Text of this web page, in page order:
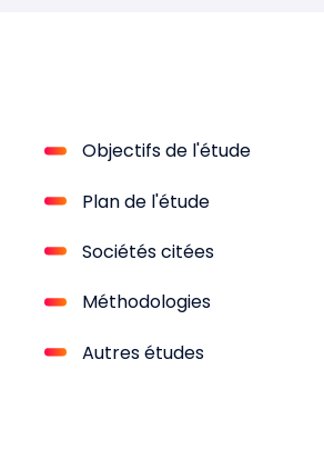
Objectifs de l'étude
Plan de l'étude
Sociétés citées
Méthodologies
Autres études